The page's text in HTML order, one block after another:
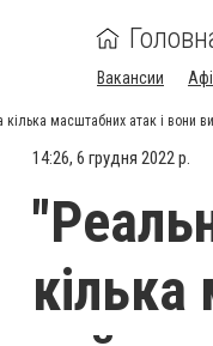
Вакансии
масштабних атак і вони
14:26, 6 грудня 2022 р.